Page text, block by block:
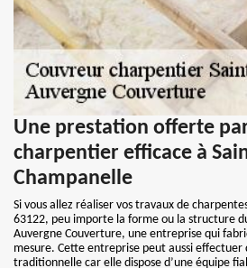
Une prestation offerte
charpentier efficace à
Champanelle
Si vous allez réaliser vos travaux de
63122, peu importe la forme ou la structure
Auvergne Couverture, une entreprise qui
mesure. Cette entreprise peut aussi
traditionnelle car elle dispose d’une équipe